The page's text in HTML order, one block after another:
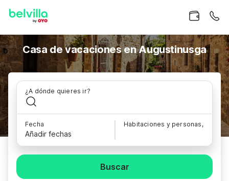
Casa de vacaciones en Augustinusga
¿A dónde quieres ir?
Fecha
Añadir fechas
Habitaciones y personas,
Buscar